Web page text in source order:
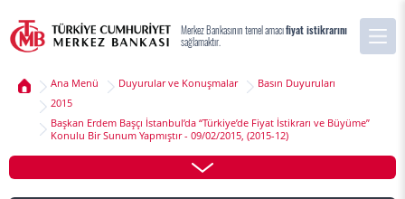
Merkez Bankasının temel amacıfiyat istikrarını
sağlamaktır.
Ana Menü Duyurular ve Konuşmalar
Basın Duyuruları
2015
Başkan Erdem Başçı İstanbul’da “Türkiye’de Fiyat İstikrarı ve Büyüme”
Konulu Bir Sunum Yapmıştır - 09/02/2015, (2015-12)